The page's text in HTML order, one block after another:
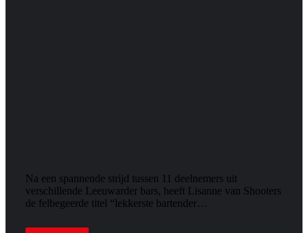
Na een spannende strijd tussen 11 deelnemers uit
verschillende Leeuwarder bars, heeft Lisanne van Shooters
de felbegeerde titel “lekkerste bartender…